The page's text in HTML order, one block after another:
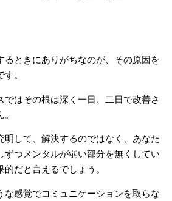
るときにありがちなのが、その原因を
。
ではその根は深く一日、二日で改善さ
明して、解決するのではなく、あなた
ずつメンタルが弱い部分を無くしてい
だと言えるでしょう。
な感覚でコミュニケーションを取らな